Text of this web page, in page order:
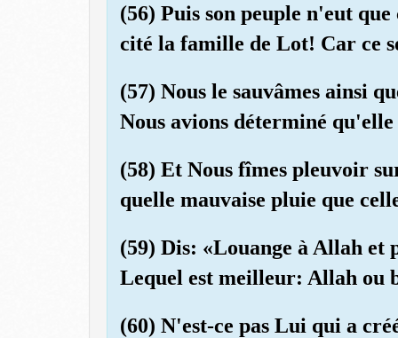
(56) Puis son peuple n'eut
cité la famille de Lot! Car ce
(57) Nous le sauvâmes ainsi
Nous avions déterminé
(58) Et Nous fîmes pleuvoir
quelle mauvaise pluie que
(59) Dis: «Louange à Allah et
Lequel est meilleur: Allah ou
(60) N'est-ce pas Lui qui a